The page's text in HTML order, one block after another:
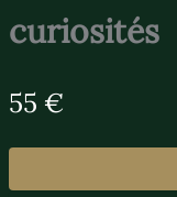
curiosités
N
55 €